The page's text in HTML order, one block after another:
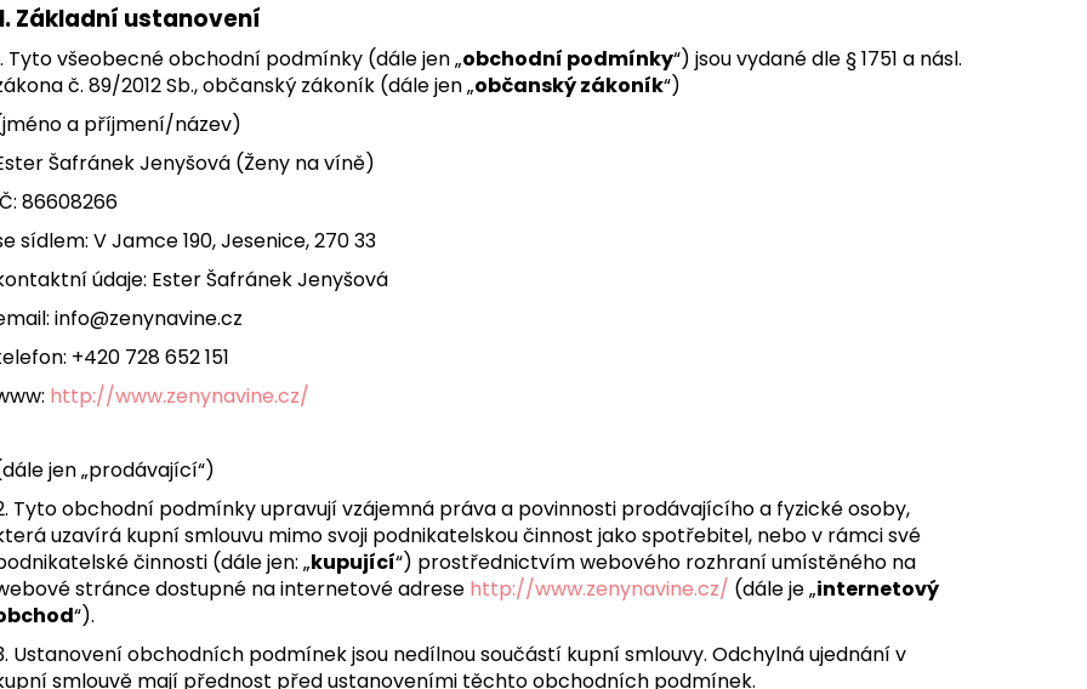
I.Základní ustanovení
Tyto všeobecné obchodní podmínky (dále jen „obchodní podmínky“) jsou vydané dle § 1751 a násl.
č. 89/2012 Sb., občanský zákoník (dále jen „občanský zákoník“)
a příjmení/název)
Šafránek Jenyšová (Ženy na víně)
86608266
sídlem: V Jamce 190, Jesenice, 270 33
údaje: Ester Šafránek Jenyšová
info@zenynavine.cz
+420 728 652 151
http://www.zenynavine.cz/
jen „prodávající“)
Tyto obchodní podmínky upravují vzájemná práva a povinnosti prodávajícího a fyzické osoby,
uzavírá kupní smlouvu mimo svoji podnikatelskou činnost jako spotřebitel, nebo v rámci své
činnosti (dále jen: „kupující“) prostřednictvím webového rozhraní umístěného na
stránce dostupné na internetové adrese http://www.zenynavine.cz/ (dále je „internetový
“).
Ustanovení obchodních podmínek jsou nedílnou součástí kupní smlouvy. Odchylná ujednání v
smlouvě mají přednost před ustanoveními těchto obchodních podmínek.
Následující
ŽENY NA VÍNĚ - KÁVA, VÍNO, PES
VELIKOST M
Kč